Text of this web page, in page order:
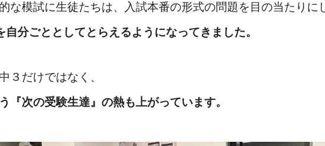
な模試に生徒たちは、入試本番の形式の問題を目の当たりに
自分ごととしてとらえるようになってきました。
３だけではなく、
『次の受験生達』の熱も上がっています。